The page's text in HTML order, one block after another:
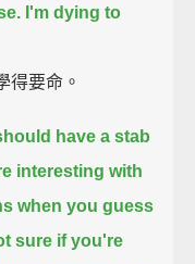
I'm dying to
得要命。
have a stab
interesting with
when you guess
sure if you're